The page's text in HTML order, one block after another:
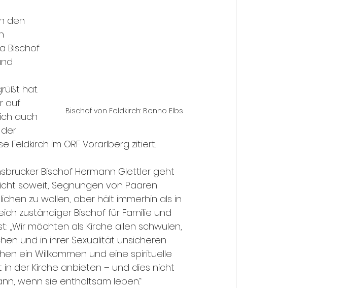
Bischof von Feldkirch: Benno Elbs
den
Bischof
hat.
auf
auch
Feldkirch im ORF Vorarlberg zitiert.
Bischof Hermann Glettler geht
soweit, Segnungen von Paaren
zu wollen, aber hält immerhin als in
zuständiger Bischof für Familie und
„Wir möchten als Kirche allen schwulen,
und in ihrer Sexualität unsicheren
ein Willkommen und eine spirituelle
in der Kirche anbieten – und dies nicht
wenn sie enthaltsam leben.“